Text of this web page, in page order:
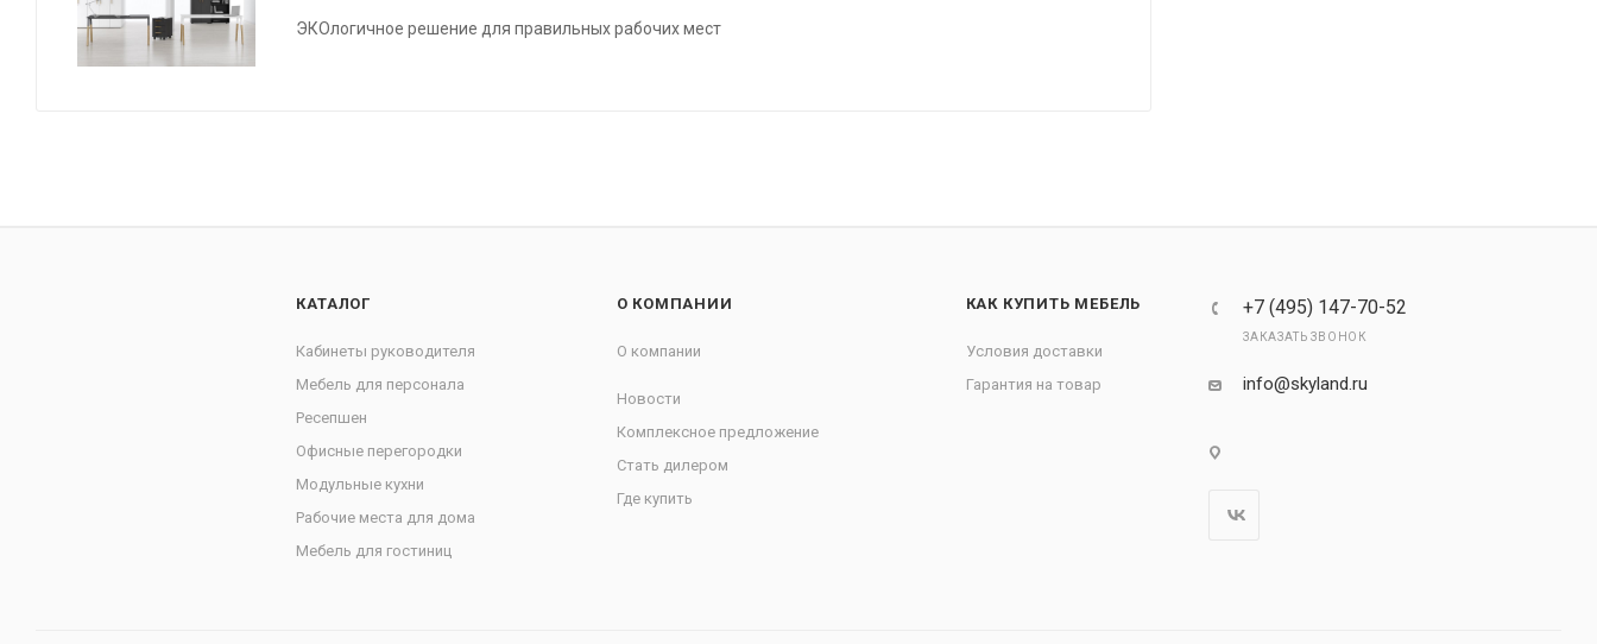
ЭКОлогичное решение для правильных рабочих мест
КАТАЛОГ
Кабинеты руководителя
Мебель для персонала
Ресепшен
Офисные перегородки
Модульные кухни
Рабочие места для дома
Мебель для гостиниц
О КОМПАНИИ
О компании
Новости
Комплексное предложение
Стать дилером
Где купить
КАК КУПИТЬ МЕБЕЛЬ
Условия доставки
Гарантия на товар
+7 (495) 147-70-52
ЗАКАЗАТЬ ЗВОНОК
info@skyland.ru